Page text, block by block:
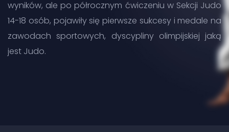
wyników, ale po półrocznym ćwiczeniu w Sekcji Judo
14-18 osób, pojawiły się pierwsze sukcesy i medale na
zawodach sportowych, dyscypliny olimpijskiej jaką
jest Judo.